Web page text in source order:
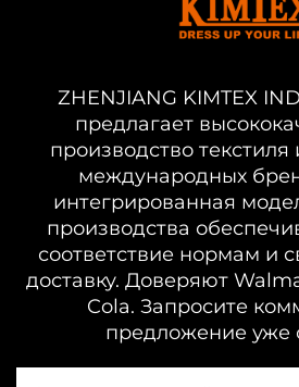
ZHENJIANG KIMTEX
предлагает
производство
международных
интегрированная
производства
соответствие нормам и
доставку. Доверяют
Cola. Запросите
предложение уже